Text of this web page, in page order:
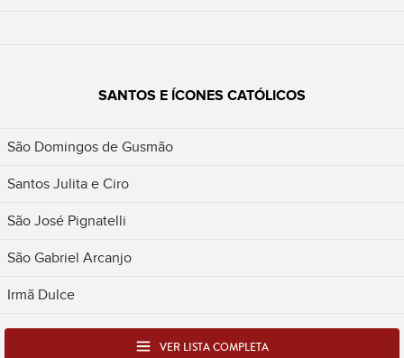
SANTOS E ÍCONES CATÓLICOS
São Domingos de Gusmão
Santos Julita e Ciro
São José Pignatelli
São Gabriel Arcanjo
Irmã Dulce
VER LISTA COMPLETA